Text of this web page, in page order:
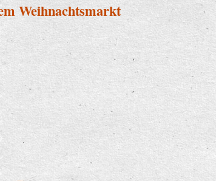
Weihnachtsmarkt
auf dem Weihnachtsmarkt